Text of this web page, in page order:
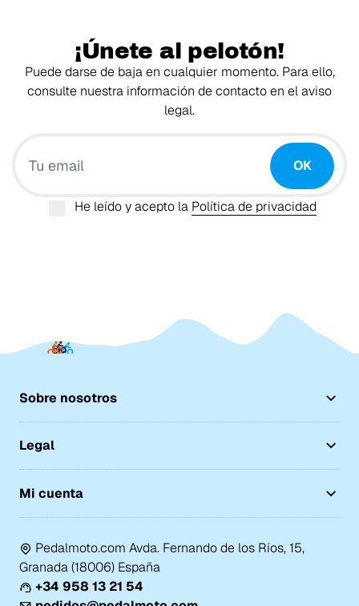
¡Únete al pelotón!
Puede darse de baja en cualquier momento. Para ello,
consulte nuestra información de contacto en el aviso
legal.
OK
He leído y acepto la Política de privacidad
Sobre nosotros
Legal
Mi cuenta
Pedalmoto.com Avda. Fernando de los Ríos, 15,
Granada (18006) España
+34 958 13 21 54